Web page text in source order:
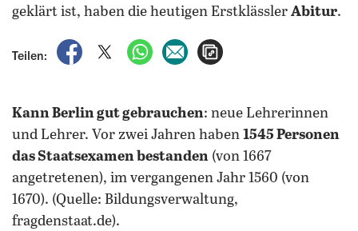
geklärt ist, haben die heutigen Erstklässler Abitur.
Teilen:
auf Facebook teilen
auf X teilenper WhatsApp teilen
per E-Mail teilen
Kann Berlin gut gebrauchen: neue Lehrerinnen
und Lehrer. Vor zwei Jahren haben 1545 Personen
das Staatsexamen bestanden (von 1667
angetretenen), im vergangenen Jahr 1560 (von
1670). (Quelle: Bildungsverwaltung,
fragdenstaat.de).